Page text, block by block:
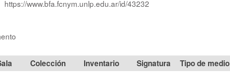
https://www.bfa.fcnym.unlp.edu.ar/id/43232
Colección Signatura Tipo de medio